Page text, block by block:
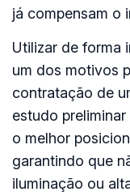
já compensam o
Utilizar de forma
um dos motivos
contratação de
estudo
o melhor
garantindo que
iluminação ou